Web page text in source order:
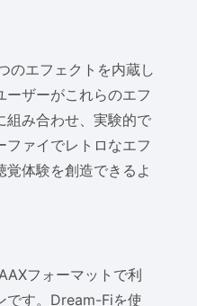
のエフェクトを内蔵し
ーザーがこれらのエフ
組み合わせ、実験的で
ファイでレトロなエフ
覚体験を創造できるよ
フォーマットで利
です。Dream-Fiを使